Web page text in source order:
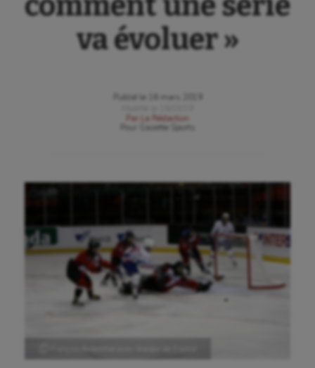
va évoluer »
Publié le
16 mars 2019
Par
La Rédaction
Gazette Sports